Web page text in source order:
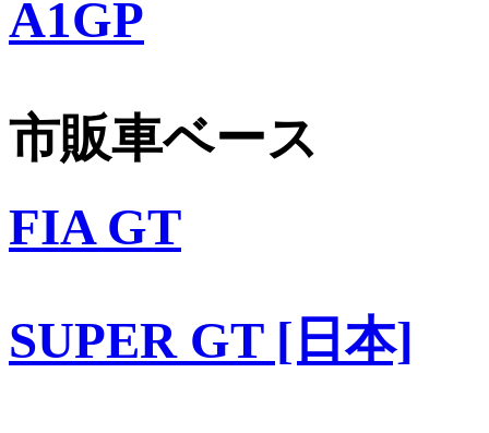
A1GP
市販車ベース
FIA GT
SUPER GT [日本]